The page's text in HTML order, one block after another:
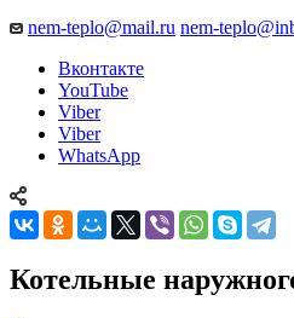
nem-teplo@mail.ru nem-
Вконтакте
YouTube
Viber
Viber
WhatsApp
Котельные